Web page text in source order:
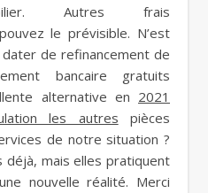
Autres frais
le prévisible. N’est
de refinancement de
bancaire gratuits
alternative en 2021
les autres pièces
de notre situation ?
mais elles pratiquent
nouvelle réalité. Merci